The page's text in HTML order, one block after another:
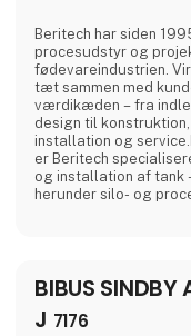
Beritech har siden
procesudstyr og
fødevareindustrien.
tæt sammen med
værdikæden – fra
design til
installation og
er Beritech
og installation af tank
herunder silo- og
til sikkerhed, hygiejne
demonstreret evnen t
BIBUS SINDBY
J 7176